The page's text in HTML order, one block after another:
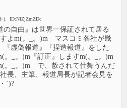
). ID:NlZjZmZDc
の自由』は世界一保証されて居る
よm(。_。)m マスコミ各社が幾
『虚偽報道』『捏造報道』をした
。_。)m『訂正』しますm(。_。)m
。_。)m で、赦されて仕舞うんだ
長、主筆、報道局長が記者会見を
`)?